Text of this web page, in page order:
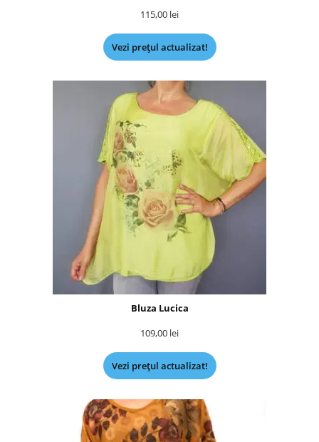
115,00 lei
Vezi prețul actualizat!
Bluza Lucica
109,00 lei
Vezi prețul actualizat!